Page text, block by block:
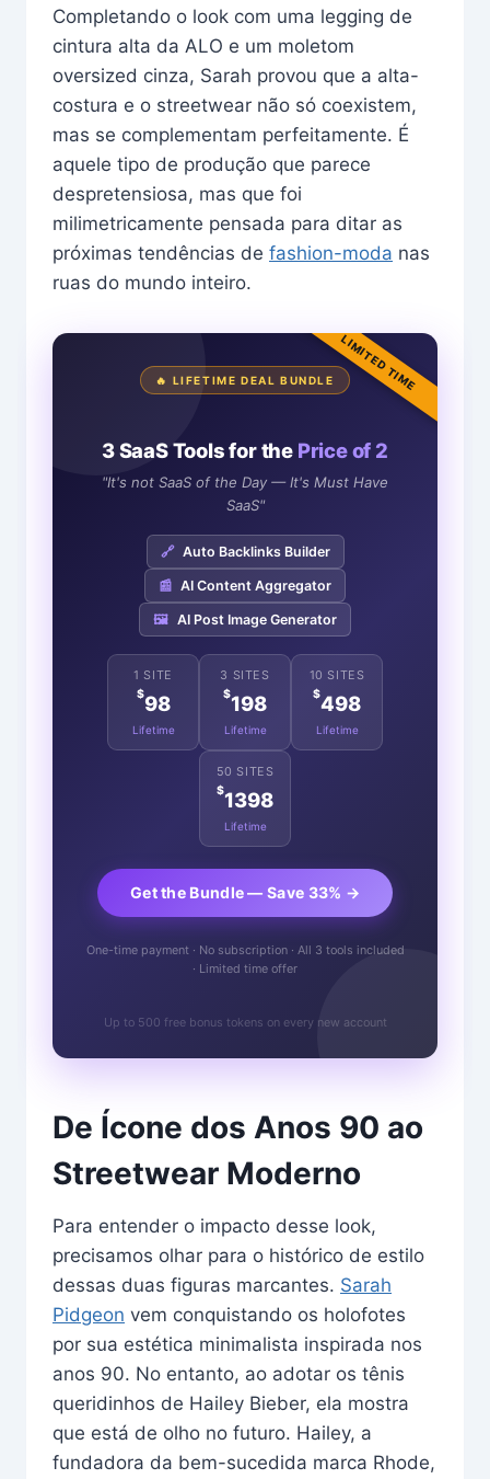
Completando o look com uma legging de
cintura alta da ALO e um moletom
oversized cinza, Sarah provou que a alta-
costura e o streetwear não só coexistem,
mas se complementam perfeitamente. É
aquele tipo de produção que parece
despretensiosa, mas que foi
milimetricamente pensada para ditar as
próximas tendências de fashion-moda nas
ruas do mundo inteiro.
LIMITED TIME
🔥 LIFETIME DEAL BUNDLE
3 SaaS Tools for the Price of 2
"It's not SaaS of the Day — It's Must Have
SaaS"
🔗 Auto Backlinks Builder
📰 AI Content Aggregator
🖼️ AI Post Image Generator
1 SITE
$98
Lifetime
3 SITES
$198
Lifetime
10 SITES
$498
Lifetime
50 SITES
$1398
Lifetime
Get the Bundle — Save 33% →
One-time payment · No subscription · All 3 tools included
· Limited time offer
Up to 500 free bonus tokens on every new account
De Ícone dos Anos 90 ao
Streetwear Moderno
Para entender o impacto desse look,
precisamos olhar para o histórico de estilo
dessas duas figuras marcantes. Sarah
Pidgeon vem conquistando os holofotes
por sua estética minimalista inspirada nos
anos 90. No entanto, ao adotar os tênis
queridinhos de Hailey Bieber, ela mostra
que está de olho no futuro. Hailey, a
fundadora da bem-sucedida marca Rhode,